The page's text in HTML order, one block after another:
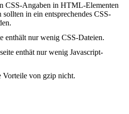
CSS-Angaben in HTML-Elementen
in ein entsprechendes CSS-
enthält nur wenig CSS-Dateien.
enthät nur wenig Javascript-
Vorteile von gzip nicht.